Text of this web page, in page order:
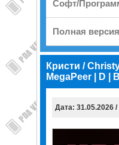
Софт/
Полная
Кристи /
MegaPeer | D |
Дата: 31.05.2026